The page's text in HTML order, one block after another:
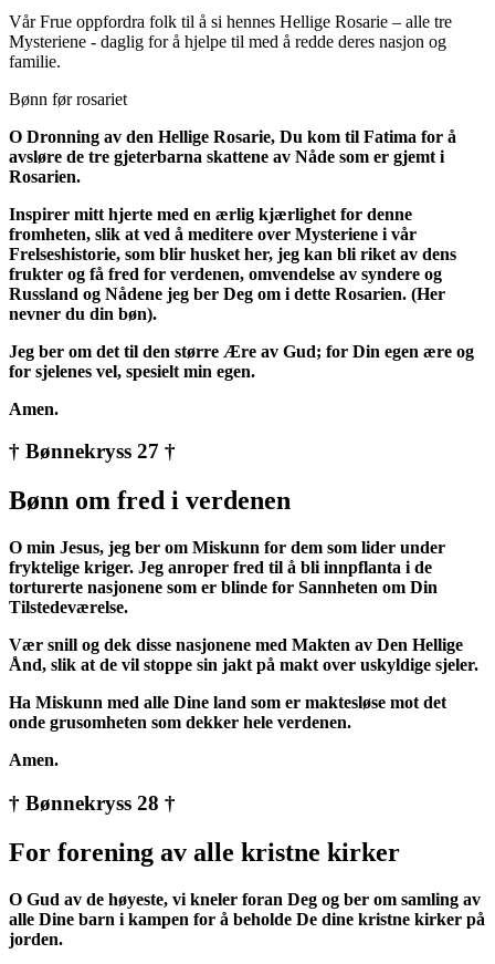
Vår Frue oppfordra folk til å si hennes Hellige Rosarie – alle tre
Mysteriene - daglig for å hjelpe til med å redde deres nasjon og
familie.
Bønn før rosariet
O Dronning av den Hellige Rosarie, Du kom til Fatima for å
avsløre de tre gjeterbarna skattene av Nåde som er gjemt i
Rosarien.
Inspirer mitt hjerte med en ærlig kjærlighet for denne
fromheten, slik at ved å meditere over Mysteriene i vår
Frelseshistorie, som blir husket her, jeg kan bli riket av dens
frukter og få fred for verdenen, omvendelse av syndere og
Russland og Nådene jeg ber Deg om i dette Rosarien. (Her
nevner du din bøn).
Jeg ber om det til den større Ære av Gud; for Din egen ære og
for sjelenes vel, spesielt min egen.
Amen.
† Bønnekryss 27 †
Bønn om fred i verdenen
O min Jesus, jeg ber om Miskunn for dem som lider under
fryktelige kriger. Jeg anroper fred til å bli innpflanta i de
torturerte nasjonene som er blinde for Sannheten om Din
Tilstedeværelse.
Vær snill og dek disse nasjonene med Makten av Den Hellige
Ånd, slik at de vil stoppe sin jakt på makt over uskyldige sjeler.
Ha Miskunn med alle Dine land som er maktesløse mot det
onde grusomheten som dekker hele verdenen.
Amen.
† Bønnekryss 28 †
For forening av alle kristne kirker
O Gud av de høyeste, vi kneler foran Deg og ber om samling av
alle Dine barn i kampen for å beholde De dine kristne kirker på
jorden.